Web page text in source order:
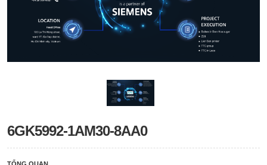
6GK5992-1AM30-8AA0